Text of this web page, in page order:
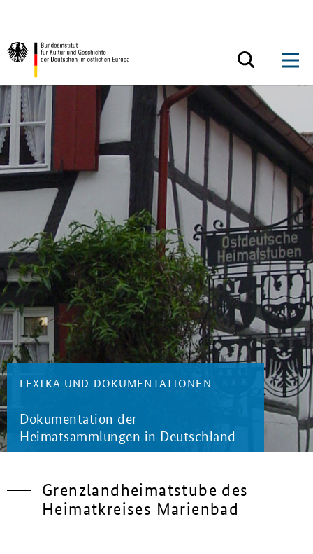
Zurück zur Startseite
LEXIKA UND DOKUMENTATIONEN
Dokumentation der
Heimatsammlungen in Deutschland
Grenzlandheimatstube des
Heimatkreises Marienbad